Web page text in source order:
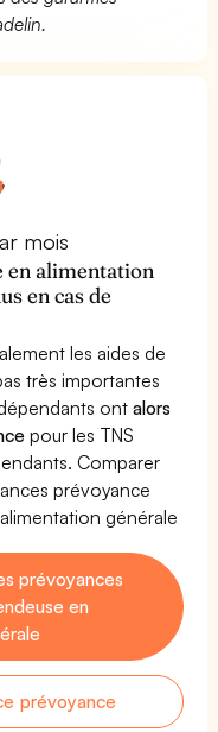
mois
en alimentation
en cas de
les aides de
très importantes
ontalors
pour les TNS
Comparer
prévoyance
générale
prévoyances
en
prévoyance